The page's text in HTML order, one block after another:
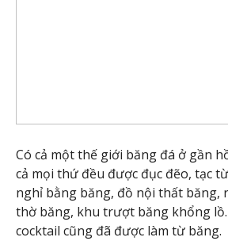
Có cả một thế giới băng đá ở gần
cả mọi thứ đều được đục đẽo, tạc
nghỉ bằng băng, đồ nội thất băng,
thờ băng, khu trượt băng khổng
cocktail cũng đã được làm từ băng.